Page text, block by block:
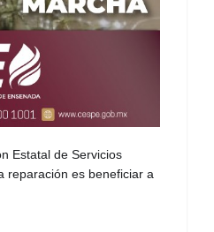
Estatal de Servicios
reparación es beneficiar a